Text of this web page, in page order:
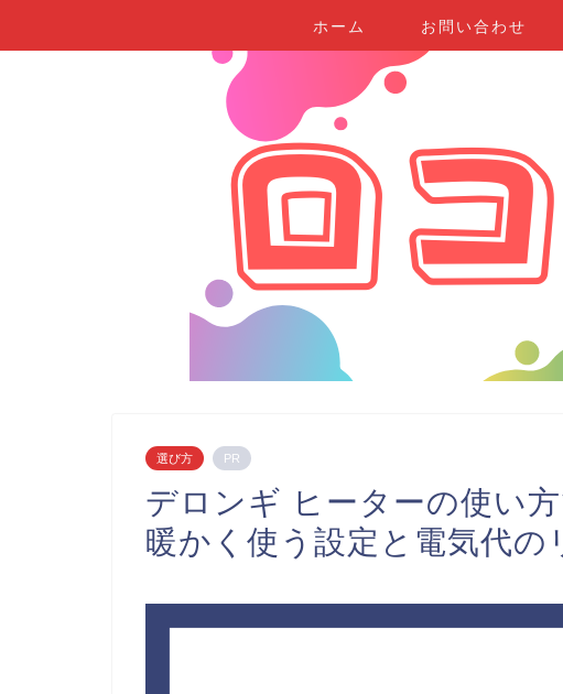
ホーム お問い合わせ
選び方 PR
デロンギ ヒーターの使い
暖かく使う設定と電気代の